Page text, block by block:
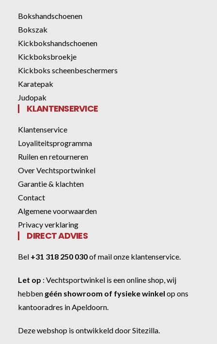
Bokshandschoenen
Bokszak
Kickbokshandschoenen
Kickboksbroekje
Kickboks scheenbeschermers
Karatepak
Judopak
KLANTENSERVICE
Klantenservice
Loyaliteitsprogramma
Ruilen en retourneren
Over Vechtsportwinkel
Garantie & klachten
Contact
Algemene voorwaarden
Privacy verklaring
DIRECT ADVIES
Bel +31 318 250 030ofmail onze klantenservice
Let op :Vechtsportwinkel is een online shop, wij
hebben géén showroom of fysieke winkel op ons
kantooradres in Apeldoorn.
Deze webshop is ontwikkeld doorSitezilla